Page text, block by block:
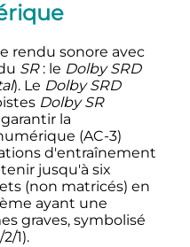
rendu sonore avec
SR : le Dolby SRD
). Le Dolby SRD
Dolby SR
la
(AC-3)
d'entraînement
jusqu'à six
(non matricés) en
ayant une
graves, symbolisé
1).